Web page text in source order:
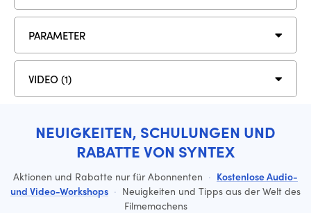
PARAMETER
VIDEO (1)
NEUIGKEITEN, SCHULUNGEN UND
RABATTE VON SYNTEX
Aktionen und Rabatte nur für Abonnenten · Kostenlose Audio-
und Video-Workshops · Neuigkeiten und Tipps aus der Welt des
Filmemachens